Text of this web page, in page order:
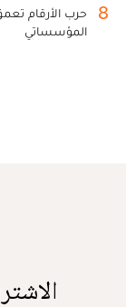
8
حرب الأرقام
المؤسساتي